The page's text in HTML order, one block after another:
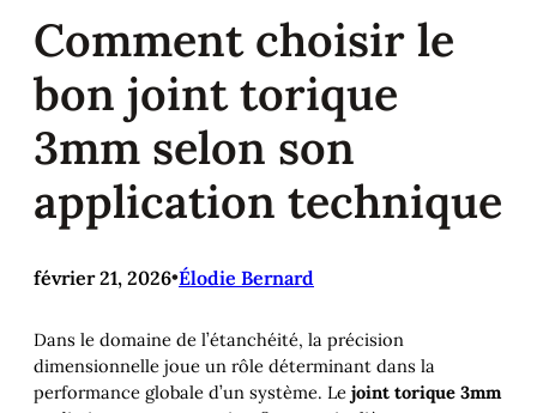
Comment choisir le
bon joint torique
3mm selon son
application technique
février 21, 2026•Élodie Bernard
Dans le domaine de l’étanchéité, la précision
dimensionnelle joue un rôle déterminant dans la
performance globale d’un système. Le joint torique 3mm